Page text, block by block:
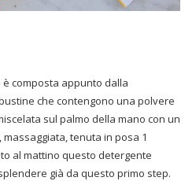
composta appunto dalla
che contengono una polvere
sul palmo della mano con un
massaggiata, tenuta in posa 1
al mattino questo detergente
già da questo primo step.